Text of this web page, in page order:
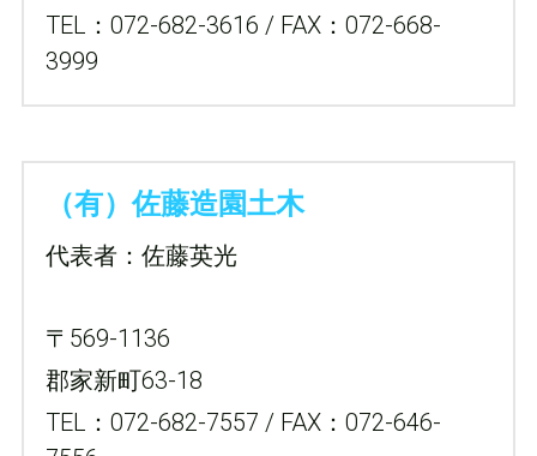
TEL：072-682-3616 / FAX：072-668-
3999
（有）佐藤造園土木
代表者：佐藤英光
〒569-1136
郡家新町63-18
TEL：072-682-7557 / FAX：072-646-